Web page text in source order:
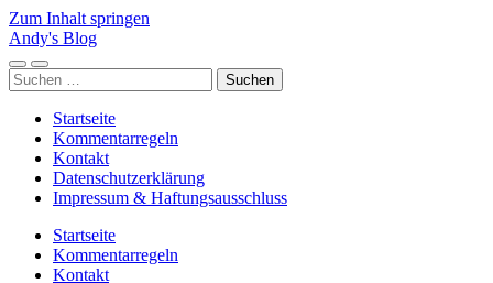
Zum Inhalt springen
Andy's Blog
Mobile-
Menü
Suchfeld
ein-/ausblenden
Suchen
nach:
Startseite
Kommentarregeln
Kontakt
Datenschutzerklärung
Impressum & Haftungsausschluss
Startseite
Kommentarregeln
Kontakt